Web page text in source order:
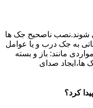
شوند.نصب ناصحیح جک ها
به جک درب و یا عوامل
مانند: باز و بسته
صدای
کرد؟